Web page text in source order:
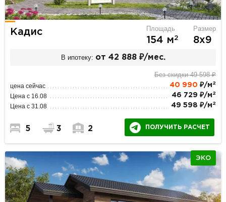
Кадис Площадь
154 м2
Размер
8х9
В ипотеку: от 42 888 ₽/мес.
Без скидки 49 598 ₽
цена сейчас 40 990 ₽/м 2
Цена с 16.08 46 729 ₽/м 2
Цена с 31.08 49 598 ₽/м 2
5 3 2 ПОЛУЧИТЬ РАСЧЕТ
ЭКО